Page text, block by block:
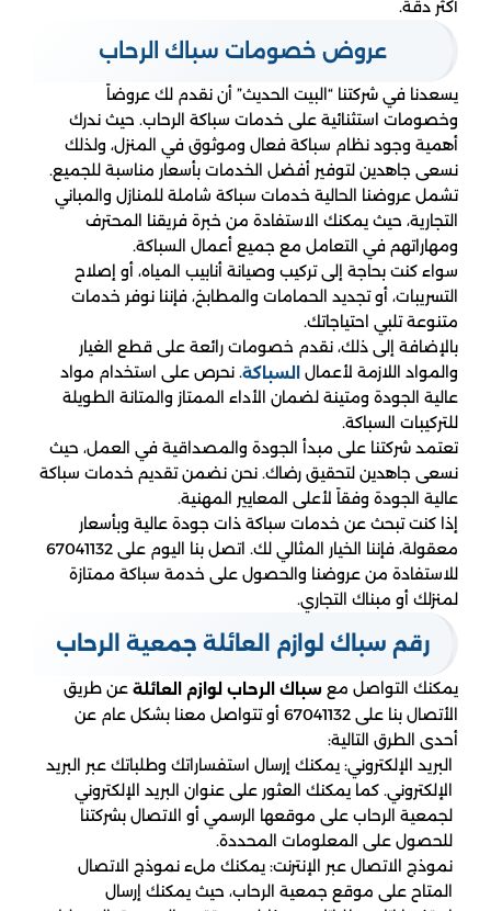
أكثر دقة.
عروض خصومات سباك الرحاب
يسعدنا في شركتنا “البيت الحديث” أن نقدم لك عروضاً
وخصومات استثنائية على خدمات سباكة الرحاب. حيث ندرك
أهمية وجود نظام سباكة فعال وموثوق في المنزل، ولذلك
نسعى جاهدين لتوفير أفضل الخدمات بأسعار مناسبة للجميع.
تشمل عروضنا الحالية خدمات سباكة شاملة للمنازل والمباني
التجارية، حيث يمكنك الاستفادة من خبرة فريقنا المحترف
ومهاراتهم في التعامل مع جميع أعمال السباكة.
سواء كنت بحاجة إلى تركيب وصيانة أنابيب المياه، أو إصلاح
التسريبات، أو تجديد الحمامات والمطابخ، فإننا نوفر خدمات
متنوعة تلبي احتياجاتك.
بالإضافة إلى ذلك، نقدم خصومات رائعة على قطع الغيار
والمواد اللازمة لأعمال
السباكة. نحرص على استخدام مواد
عالية الجودة ومتينة لضمان الأداء الممتاز والمتانة الطويلة
للتركيبات السباكة.
تعتمد شركتنا على مبدأ الجودة والمصداقية في العمل، حيث
نسعى جاهدين لتحقيق رضاك. نحن نضمن تقديم خدمات سباكة
عالية الجودة وفقاً لأعلى المعايير المهنية.
إذا كنت تبحث عن خدمات سباكة ذات جودة عالية وبأسعار
معقولة، فإننا الخيار المثالي لك. اتصل بنا اليوم على 67041132
للاستفادة من عروضنا والحصول على خدمة سباكة ممتازة
لمنزلك أو مبناك التجاري.
رقم سباك لوازم العائلة جمعية الرحاب
يمكنك التواصل مع سباك الرحاب لوازم العائلة عن طريق
الأتصال بنا على 67041132 أو تتواصل معنا بشكل عام عن
أحدى الطرق التالية:
البريد الإلكتروني: يمكنك إرسال استفساراتك وطلباتك عبر البريد
الإلكتروني. كما يمكنك العثور على عنوان البريد الإلكتروني
لجمعية الرحاب على موقعها الرسمي أو الاتصال بشركتنا
للحصول على المعلومات المحددة.
نموذج الاتصال عبر الإنترنت: يمكنك ملء نموذج الاتصال
المتاح على موقع جمعية الرحاب، حيث يمكنك إرسال